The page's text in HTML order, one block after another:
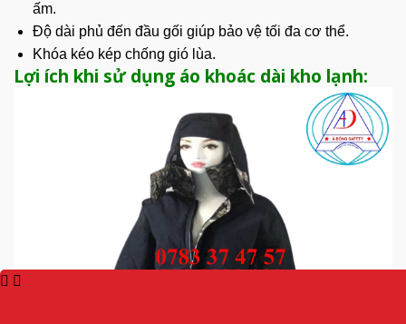
ấm.
Độ dài phủ đến đầu gối giúp bảo vệ tối đa cơ thể.
Khóa kéo kép chống gió lùa.
Lợi ích khi sử dụng áo khoác dài kho lạnh: